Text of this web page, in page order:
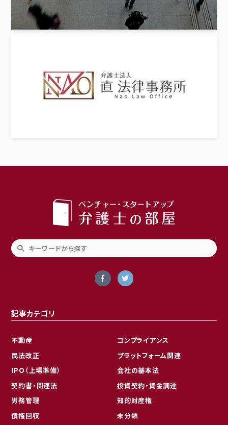
記事カテゴリ
不動産
コンプライアンス
民法改正
プラットフォーム関連
IPO（上場準備）
会社の基本法
契約書・関連法
投資契約・資金調達
労務管理
知的財産権
債権回収
未分類